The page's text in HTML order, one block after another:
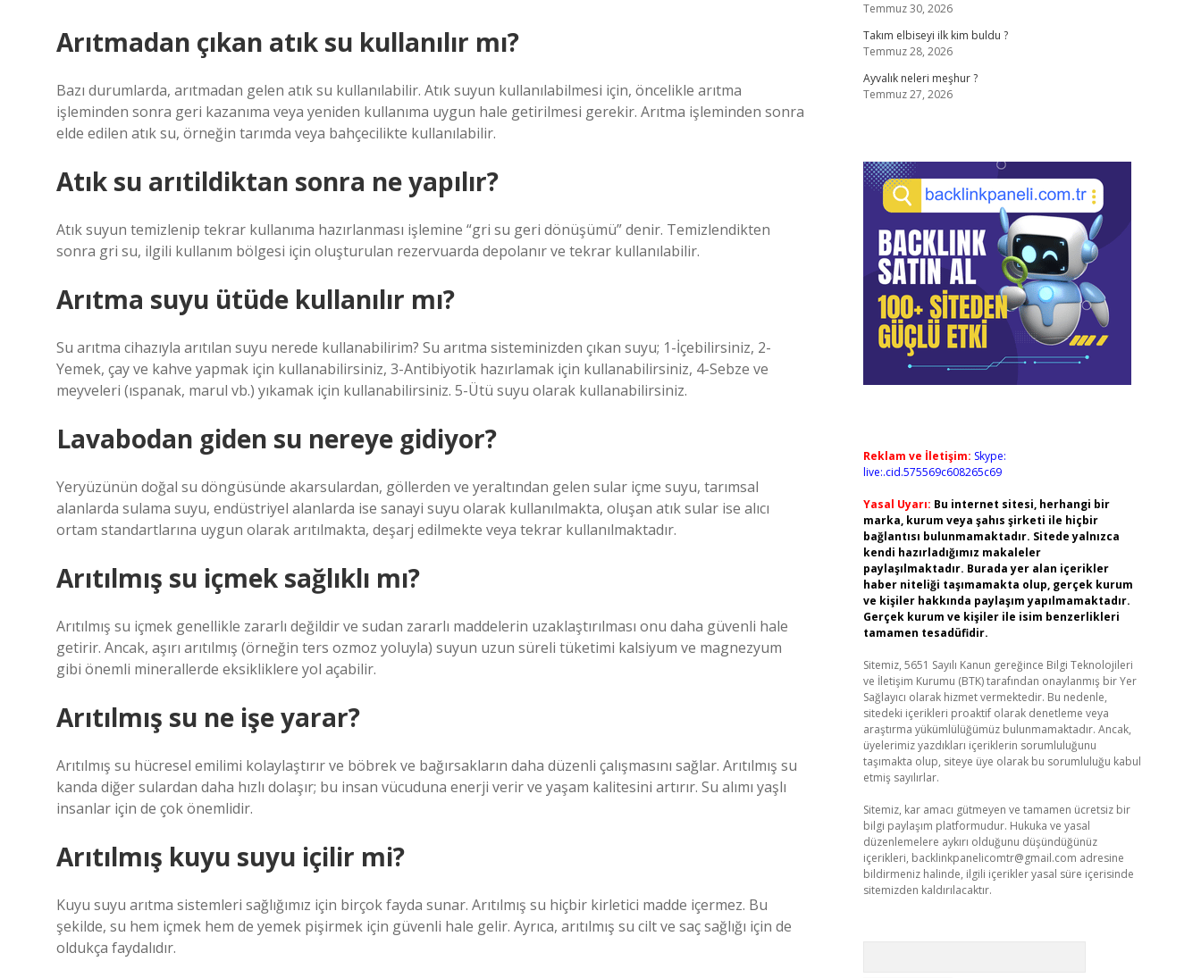
Arıtmadan çıkan atık su kullanılır mı?
Bazı durumlarda, arıtmadan gelen atık su kullanılabilir. Atık suyun kullanılabilmesi için, öncelikle arıtma
işleminden sonra geri kazanıma veya yeniden kullanıma uygun hale getirilmesi gerekir. Arıtma işleminden sonra
elde edilen atık su, örneğin tarımda veya bahçecilikte kullanılabilir.
Atık su arıtildiktan sonra ne yapılır?
Atık suyun temizlenip tekrar kullanıma hazırlanması işlemine “gri su geri dönüşümü” denir. Temizlendikten
sonra gri su, ilgili kullanım bölgesi için oluşturulan rezervuarda depolanır ve tekrar kullanılabilir.
Arıtma suyu ütüde kullanılır mı?
Su arıtma cihazıyla arıtılan suyu nerede kullanabilirim? Su arıtma sisteminizden çıkan suyu; 1-İçebilirsiniz, 2-
Yemek, çay ve kahve yapmak için kullanabilirsiniz, 3-Antibiyotik hazırlamak için kullanabilirsiniz, 4-Sebze ve
meyveleri (ıspanak, marul vb.) yıkamak için kullanabilirsiniz. 5-Ütü suyu olarak kullanabilirsiniz.
Lavabodan giden su nereye gidiyor?
Yeryüzünün doğal su döngüsünde akarsulardan, göllerden ve yeraltından gelen sular içme suyu, tarımsal
alanlarda sulama suyu, endüstriyel alanlarda ise sanayi suyu olarak kullanılmakta, oluşan atık sular ise alıcı
ortam standartlarına uygun olarak arıtılmakta, deşarj edilmekte veya tekrar kullanılmaktadır.
Arıtılmış su içmek sağlıklı mı?
Arıtılmış su içmek genellikle zararlı değildir ve sudan zararlı maddelerin uzaklaştırılması onu daha güvenli hale
getirir. Ancak, aşırı arıtılmış (örneğin ters ozmoz yoluyla) suyun uzun süreli tüketimi kalsiyum ve magnezyum
gibi önemli minerallerde eksikliklere yol açabilir.
Arıtılmış su ne işe yarar?
Arıtılmış su hücresel emilimi kolaylaştırır ve böbrek ve bağırsakların daha düzenli çalışmasını sağlar. Arıtılmış su
kanda diğer sulardan daha hızlı dolaşır; bu insan vücuduna enerji verir ve yaşam kalitesini artırır. Su alımı yaşlı
insanlar için de çok önemlidir.
Arıtılmış kuyu suyu içilir mi?
Kuyu suyu arıtma sistemleri sağlığımız için birçok fayda sunar. Arıtılmış su hiçbir kirletici madde içermez. Bu
şekilde, su hem içmek hem de yemek pişirmek için güvenli hale gelir. Ayrıca, arıtılmış su cilt ve saç sağlığı için de
oldukça faydalıdır.
Temmuz 30, 2026
Takım elbiseyi ilk kim buldu ?
Temmuz 28, 2026
Ayvalık neleri meşhur ?
Temmuz 27, 2026
Reklam ve İletişim: Skype:
live:.cid.575569c608265c69
Yasal Uyarı: Bu internet sitesi, herhangi bir
marka, kurum veya şahıs şirketi ile hiçbir
bağlantısı bulunmamaktadır. Sitede yalnızca
kendi hazırladığımız makaleler
paylaşılmaktadır. Burada yer alan içerikler
haber niteliği taşımamakta olup, gerçek kurum
ve kişiler hakkında paylaşım yapılmamaktadır.
Gerçek kurum ve kişiler ile isim benzerlikleri
tamamen tesadüfidir.
Sitemiz, 5651 Sayılı Kanun gereğince Bilgi Teknolojileri
ve İletişim Kurumu (BTK) tarafından onaylanmış bir Yer
Sağlayıcı olarak hizmet vermektedir. Bu nedenle,
sitedeki içerikleri proaktif olarak denetleme veya
araştırma yükümlülüğümüz bulunmamaktadır. Ancak,
üyelerimiz yazdıkları içeriklerin sorumluluğunu
taşımakta olup, siteye üye olarak bu sorumluluğu kabul
etmiş sayılırlar.
Sitemiz, kar amacı gütmeyen ve tamamen ücretsiz bir
bilgi paylaşım platformudur. Hukuka ve yasal
düzenlemelere aykırı olduğunu düşündüğünüz
içerikleri, backlinkpanelicomtr@gmail.com adresine
bildirmeniz halinde, ilgili içerikler yasal süre içerisinde
sitemizden kaldırılacaktır.